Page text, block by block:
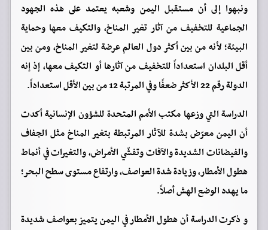
ونبهوا إلى أن مستقبل اليمن وشعبه يعتمد على هذه الجهود
الجماعية للتخفيف من آثار تغير المناخ، والتكيف معها وحماية
البيئة؛ لأنه من بين أكثر دول العالم عرضة لتغير المناخ، ومن بين
أقل البلدان استعداداً للتخفيف من آثارها أو التكيف معها، إذ إنه
الدولة رقم 22 الأكثر ضعفًا وفي المرتبة 12 من بين الأقل استعداداً.
الدراسة التي وزعها مكتب الأمم المتحدة للشؤون الإنسانية أكدت
أن اليمن معرّض بشدة للآثار المرتبطة بتغير المناخ مثل الجفاف
والفيضانات الشديدة والآفات وتفشّي الأمراض، والتغيرات في أنماط
هطول الأمطار، وزيادة شدة العواصف، وارتفاع مستوى سطح البحر؛
ما يهدد الوضع الهش أصلاً.
و ذكرت الدراسة أن هطول الأمطار في اليمن يتميز بعواصف شديدة